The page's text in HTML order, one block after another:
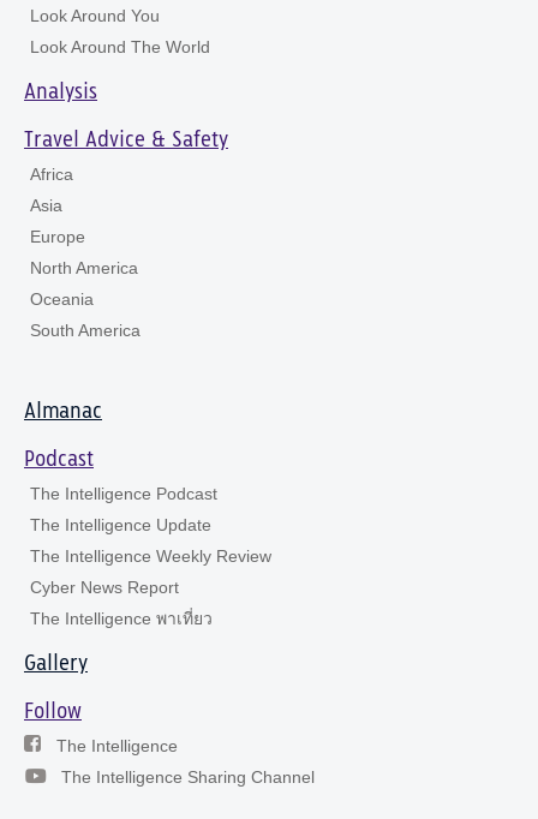
Look Around You
Look Around The World
Analysis
Travel Advice & Safety
Africa
Asia
Europe
North America
Oceania
South America
Almanac
Podcast
The Intelligence Podcast
The Intelligence Update
The Intelligence Weekly Review
Cyber News Report
The Intelligence พาเที่ยว
Gallery
Follow
The Intelligence
The Intelligence Sharing Channel